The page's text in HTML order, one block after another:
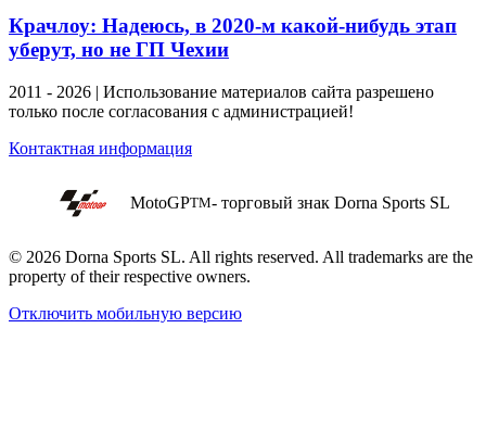
Крачлоу: Надеюсь, в 2020-м какой-нибудь этап
уберут, но не ГП Чехии
2011 - 2026 | Использование материалов сайта разрешено
только после согласования с администрацией!
Контактная информация
MotoGPTM- торговый знак Dorna Sports SL
© 2026 Dorna Sports SL. All rights reserved. All trademarks are the
property of their respective owners.
Отключить мобильную версию